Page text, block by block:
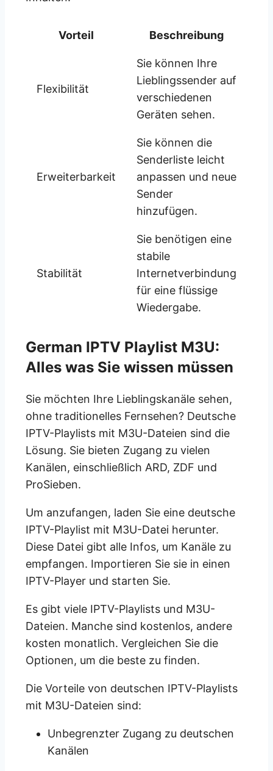
Vorteil Beschreibung
Flexibilität
Sie können Ihre
Lieblingssender auf
verschiedenen
Geräten sehen.
Erweiterbarkeit
Sie können die
Senderliste leicht
anpassen und neue
Sender
hinzufügen.
Stabilität
Sie benötigen eine
stabile
Internetverbindung
für eine flüssige
Wiedergabe.
German IPTV Playlist M3U:
Alles was Sie wissen müssen
Sie möchten Ihre Lieblingskanäle sehen,
ohne traditionelles Fernsehen? Deutsche
IPTV-Playlists mit M3U-Dateien sind die
Lösung. Sie bieten Zugang zu vielen
Kanälen, einschließlich ARD, ZDF und
ProSieben.
Um anzufangen, laden Sie eine deutsche
IPTV-Playlist mit M3U-Datei herunter.
Diese Datei gibt alle Infos, um Kanäle zu
empfangen. Importieren Sie sie in einen
IPTV-Player und starten Sie.
Es gibt viele IPTV-Playlists und M3U-
Dateien. Manche sind kostenlos, andere
kosten monatlich. Vergleichen Sie die
Optionen, um die beste zu finden.
Die Vorteile von deutschen IPTV-Playlists
mit M3U-Dateien sind:
Unbegrenzter Zugang zu deutschen
Kanälen